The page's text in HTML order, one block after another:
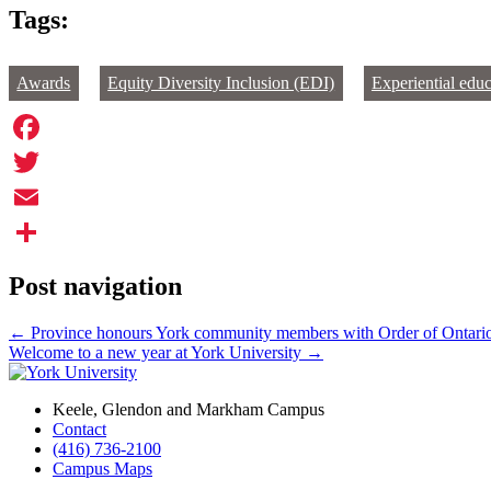
Tags:
Awards Equity Diversity Inclusion (EDI) Experiential
Facebook
Twitter
Email
Post navigation
← Province honours York community members with Order of
Welcome to a new year at York University →
Keele, Glendon and Markham Campus
Contact
(416) 736-2100
Campus Maps